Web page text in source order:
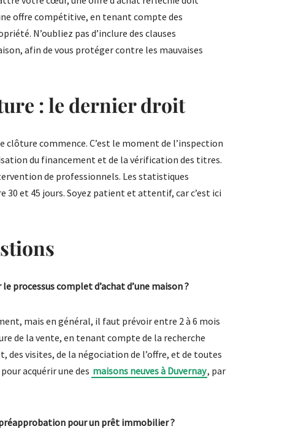
offre compétitive, en tenant compte des
N’oubliez pas d’inclure des clauses
afin de vous protéger contre les mauvaises
: le dernier droit
clôture commence. C’est le moment de l’inspection
du financement et de la vérification des titres.
de professionnels. Les statistiques
30 et 45 jours. Soyez patient et attentif, car c’est ici
processus complet d’achat d’une maison ?
mais en général, il faut prévoir entre 2 à 6 mois
de la vente, en tenant compte de la recherche
visites, de la négociation de l’offre, et de toutes
acquérir une des maisons neuves à Duvernay, par
pour un prêt immobilier ?